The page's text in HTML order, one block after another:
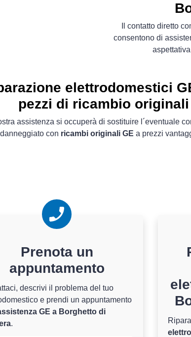
Il contatto diretto
consentono di
elettrodomestici
pezzi di ricambio originali
assistenza si occuperà di sostituire l´eventuale
danneggiato con ricambi originali GE a prezzi
Prenota un
appuntamento
descrivi il problema del tuo
e prendi un appuntamento
GE a Borghetto di
.